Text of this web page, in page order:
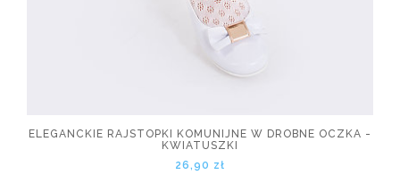
ELEGANCKIE RAJSTOPKI KOMUNIJNE W DROBNE OCZKA -
KWIATUSZKI
26,90 zł